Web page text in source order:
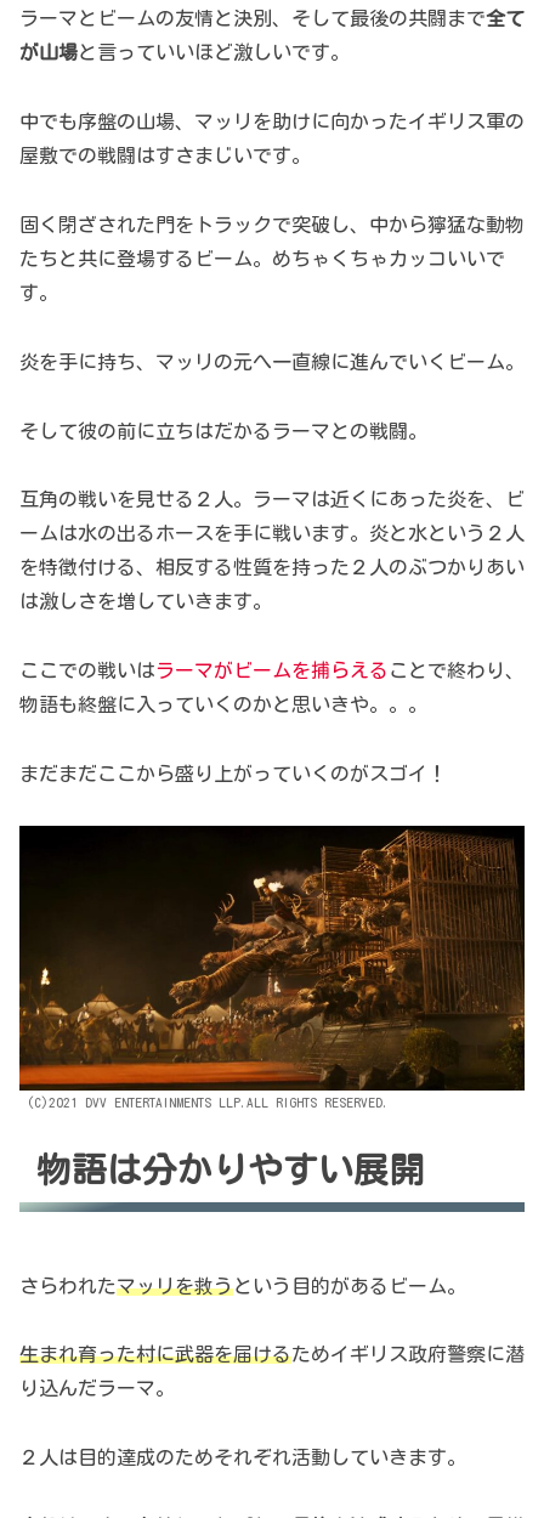
ラーマとビームの友情と決別、そして最後の共闘まで全て
が山場と言っていいほど激しいです。
中でも序盤の山場、マッリを助けに向かったイギリス軍の
屋敷での戦闘はすさまじいです。
固く閉ざされた門をトラックで突破し、中から獰猛な動物
たちと共に登場するビーム。めちゃくちゃカッコいいで
す。
炎を手に持ち、マッリの元へ一直線に進んでいくビーム。
そして彼の前に立ちはだかるラーマとの戦闘。
互角の戦いを見せる２人。ラーマは近くにあった炎を、ビ
ームは水の出るホースを手に戦います。炎と水という２人
を特徴付ける、相反する性質を持った２人のぶつかりあい
は激しさを増していきます。
ここでの戦いはラーマがビームを捕らえる ことで終わり、
物語も終盤に入っていくのかと思いきや。。。
まだまだここから盛り上がっていくのがスゴイ！
(C)2021 DVV ENTERTAINMENTS LLP.ALL RIGHTS RESERVED.
物語は分かりやすい展開
さらわれたマッリを救うという目的があるビーム。
生まれ育った村に武器を届けるためイギリス政府警察に潜
り込んだラーマ。
２人は目的達成のためそれぞれ活動していきます。